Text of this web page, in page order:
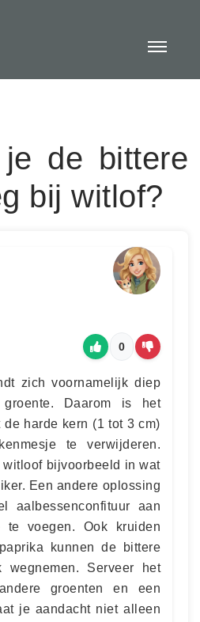
de bittere
bij witlof?
0
zich voornamelijk diep
Daarom is het
harde kern (1 tot 3 cm)
te verwijderen.
bijvoorbeeld in wat
Een andere oplossing
aalbessenconfituur aan
te voegen. Ook kruiden
kunnen de bittere
wegnemen. Serveer het
groenten en een
je aandacht niet alleen